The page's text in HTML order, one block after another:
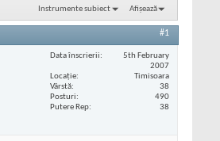
Instrumente subiect Afișează
#1
Data înscrierii
5th February
2007
Locaţie
Timisoara
Vârstă
38
Posturi
490
Putere Rep
38